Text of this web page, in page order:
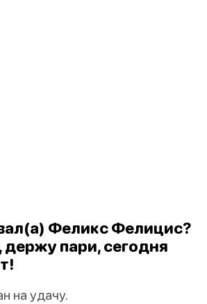
Феликс Фелицис?
пари, сегодня
на удачу.